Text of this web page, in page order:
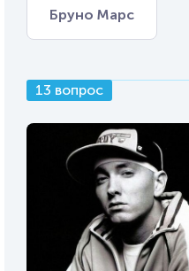
Бруно Марс
13 вопрос